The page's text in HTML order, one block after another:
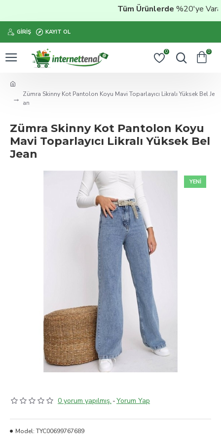
Tüm Ürünlerde%20'ye Varan
GIRIŞ KAYIT OL
0 0
Zümra Skinny Kot Pantolon Koyu Mavi Toparlayıcı Likralı Yüksek Bel Je
an
Zümra Skinny Kot Pantolon Koyu
Mavi Toparlayıcı Likralı Yüksek Bel
Jean
YENI
0 yorum yapılmış. -Yorum Yap
Model: TYC00699767689